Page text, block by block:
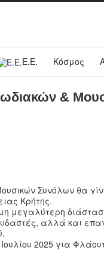
Ε.Ε. Κόσμος
&
Συνόλων θα
Κρήτης.
μεγαλύτερη
αλλά και
2025 για